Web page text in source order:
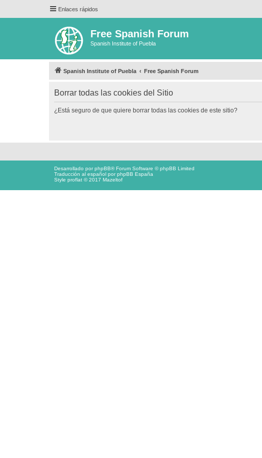
Enlaces rápidos
Free Spanish Forum
Spanish Institute of Puebla
Spanish Institute of Puebla Free Spanish Forum
Borrar todas las cookies del Sitio
¿Está seguro de que quiere borrar todas las cookies de este sitio?
Desarrollado porphpBB® Forum Software © phpBB Limited
Traducción al español porphpBB España
Style proflat © 2017 Mazeltof